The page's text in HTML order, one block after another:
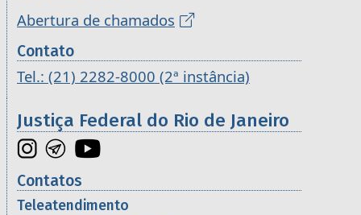
Abertura de chamados
Contato
Tel.: (21) 2282-8000 (2ª instância)
Justiça Federal do Rio de Janeiro
Contatos
Teleatendimento